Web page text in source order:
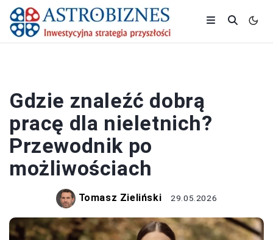
Gdzie znaleźć dobrą
pracę dla nieletnich?
Przewodnik po
możliwościach
Tomasz Zieliński 29.05.2026